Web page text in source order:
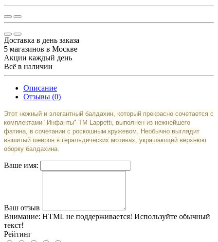
Доставка в день заказа
5 магазинов в Москве
Акции каждый день
Всё в наличии
Описание
Отзывы (0)
Этот нежный и элегантный балдахин, который прекрасно сочетается с
комплектами "Инфанты" TM Lappetti, выполнен из нежнейшего
фатина, в сочетании с роскошным кружевом. Необычно выглядит
вышитый шеврон в геральдических мотивах, украшающий верхнюю
оборку балдахина.
Ваше имя:
Ваш отзыв
Внимание: HTML не поддерживается! Используйте обычный
текст!
Рейтинг